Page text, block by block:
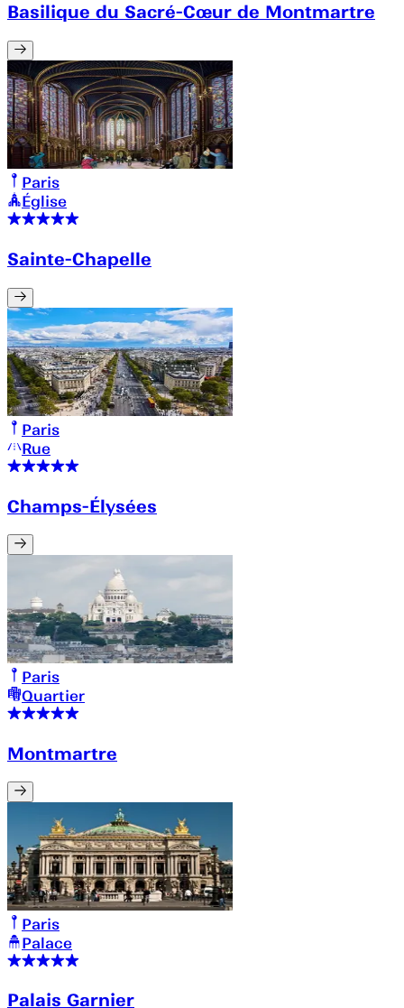
Basilique du Sacré-Cœur de Montmartre
Paris
Église
Sainte-Chapelle
Paris
Rue
Champs-Élysées
Paris
Quartier
Montmartre
Paris
Palace
Palais Garnier